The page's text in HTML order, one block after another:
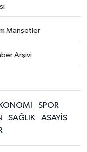
Manşetler
Arşivi
SPOR
SAĞLIK
ASAYİŞ